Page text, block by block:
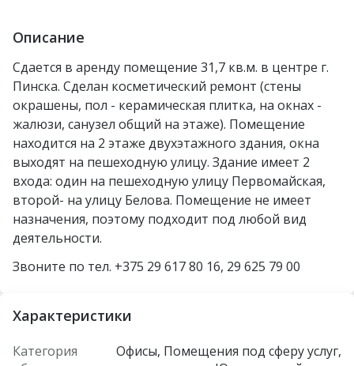
Описание
Сдается в аренду помещение 31,7 кв.м. в центре г.
Пинска. Сделан косметический ремонт (стены
окрашены, пол - керамическая плитка, на окнах -
жалюзи, санузел общий на этаже). Помещение
находится на 2 этаже двухэтажного здания, окна
выходят на пешеходную улицу. Здание имеет 2
входа: один на пешеходную улицу Первомайская,
второй- на улицу Белова. Помещение не имеет
назначения, поэтому подходит под любой вид
деятельности.
Звоните по тел. +375 29 617 80 16, 29 625 79 00
Характеристики
Категория
Офисы, Помещения под сферу услуг,